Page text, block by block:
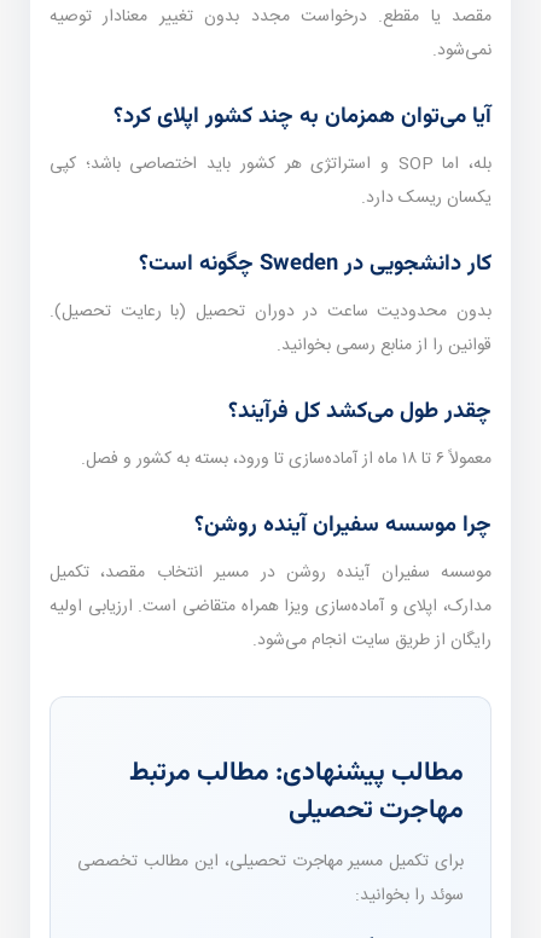
مقصد یا مقطع. درخواست مجدد بدون تغییر معنا‌دار توصیه
نمی‌شود.
آیا می‌توان همزمان به چند کشور اپلای کرد؟
بله، اما SOP و استراتژی هر کشور باید اختصاصی باشد؛ کپی
یکسان ریسک دارد.
کار دانشجویی در Sweden چگونه است؟
بدون محدودیت ساعت در دوران تحصیل (با رعایت تحصیل).
قوانین را از منابع رسمی بخوانید.
چقدر طول می‌کشد کل فرآیند؟
معمولاً ۶ تا ۱۸ ماه از آماده‌سازی تا ورود، بسته به کشور و فصل.
چرا موسسه سفیران آینده روشن؟
موسسه سفیران آینده روشن در مسیر انتخاب مقصد، تکمیل
مدارک، اپلای و آماده‌سازی ویزا همراه متقاضی است. ارزیابی اولیه
رایگان از طریق سایت انجام می‌شود.
مطالب پیشنهادی: مطالب مرتبط
مهاجرت تحصیلی
برای تکمیل مسیر مهاجرت تحصیلی، این مطالب تخصصی
سوئد را بخوانید: